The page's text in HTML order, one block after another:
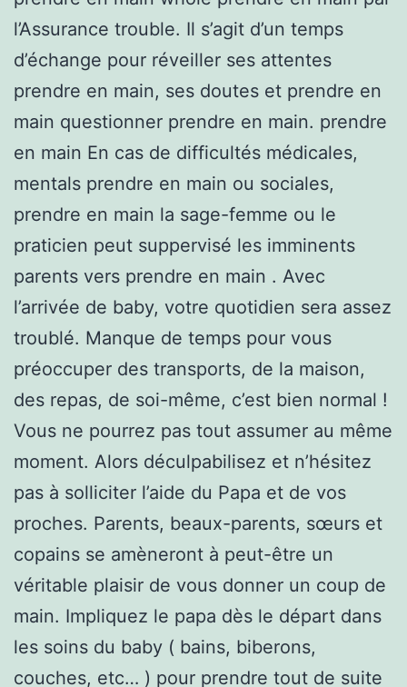
l’Assurance trouble. Il s’agit d’un temps
d’échange pour réveiller ses attentes
prendre en main, ses doutes et prendre en
main questionner prendre en main. prendre
en main En cas de difficultés médicales,
mentals prendre en main ou sociales,
prendre en main la sage-femme ou le
praticien peut suppervisé les imminents
parents vers prendre en main . Avec
l’arrivée de baby, votre quotidien sera assez
troublé. Manque de temps pour vous
préoccuper des transports, de la maison,
des repas, de soi-même, c’est bien normal !
Vous ne pourrez pas tout assumer au même
moment. Alors déculpabilisez et n’hésitez
pas à solliciter l’aide du Papa et de vos
proches. Parents, beaux-parents, sœurs et
copains se amèneront à peut-être un
véritable plaisir de vous donner un coup de
main. Impliquez le papa dès le départ dans
les soins du baby ( bains, biberons,
couches, etc… ) pour prendre tout de suite